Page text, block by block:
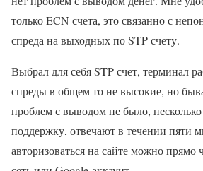
только ECN счета, это связанно с
спреда на выходных по STP счету.
Выбрал для себя STP счет, терминал
спреды в общем то не высокие, но
проблем с выводом не было, несколько
поддержку, отвечают в течении пяти
авторизоваться на сайте можно прямо